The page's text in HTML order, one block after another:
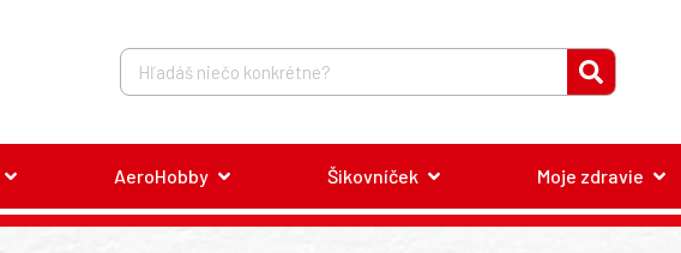
AeroHobby Šikovníček Moje zdravie